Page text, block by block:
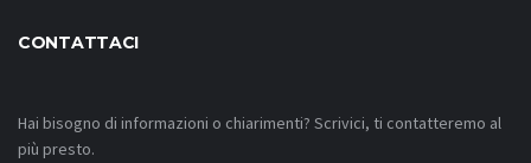
CONTATTACI
Hai bisogno di informazioni o chiarimenti? Scrivici, ti contatteremo al
più presto.